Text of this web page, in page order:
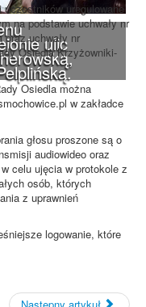
ulic
uregulowane
na podstawie uchwały nr
uchwały nr
Osiedla Krzyżowniki-
Osiedla można
w zakładce
głosu proszone są o
audiowideo oraz
celu ujęcia w protokole z
osób, których
z uprawnień
logowanie, które